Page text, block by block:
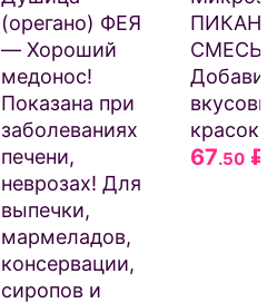
(орегано) ФЕЯ
— Хороший
медонос!
Показана при
заболеваниях
печени,
неврозах! Для
выпечки,
мармеладов,
консервации,
сиропов и
СМЕСЬ
Добавит
красок!
67.50 ₽